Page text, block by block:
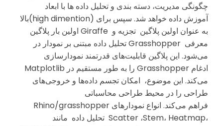
چگونگی مدیریت، دسته بندی و تحلیل داده ها با ابعاد
بالا(high dimention) آموزش داده خواهد شد. سپس برای
اولین بار پلاگین Giraffe به عنوان اولین پلاگین تجزیه و
تحلیل داده مبتنی بر نمودار در Grasshopper معرفی
می‌شود. این پلاگین قابلیت‌های قدرتمند نمودارسازی
Matplotlib را به طور مستقیم در Grasshopper ادغام
می‌کند. این موضوع، امکان تجسم داده‌ها و خروجی‌های
طراحی را در محیط طراحی محاسباتی
Rhino/grasshopper فراهم می‌کند. انواع نمودارهای
تحلیل داده مانند Scatter ،Stem، Heatmap،